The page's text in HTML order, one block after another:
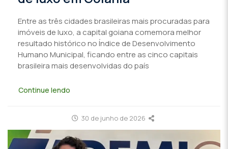
Entre as três cidades brasileiras mais procuradas para
imóveis de luxo, a capital goiana comemora melhor
resultado histórico no Índice de Desenvolvimento
Humano Municipal, ficando entre as cinco capitais
brasileira mais desenvolvidas do país
Continue lendo
30 de junho de 2026